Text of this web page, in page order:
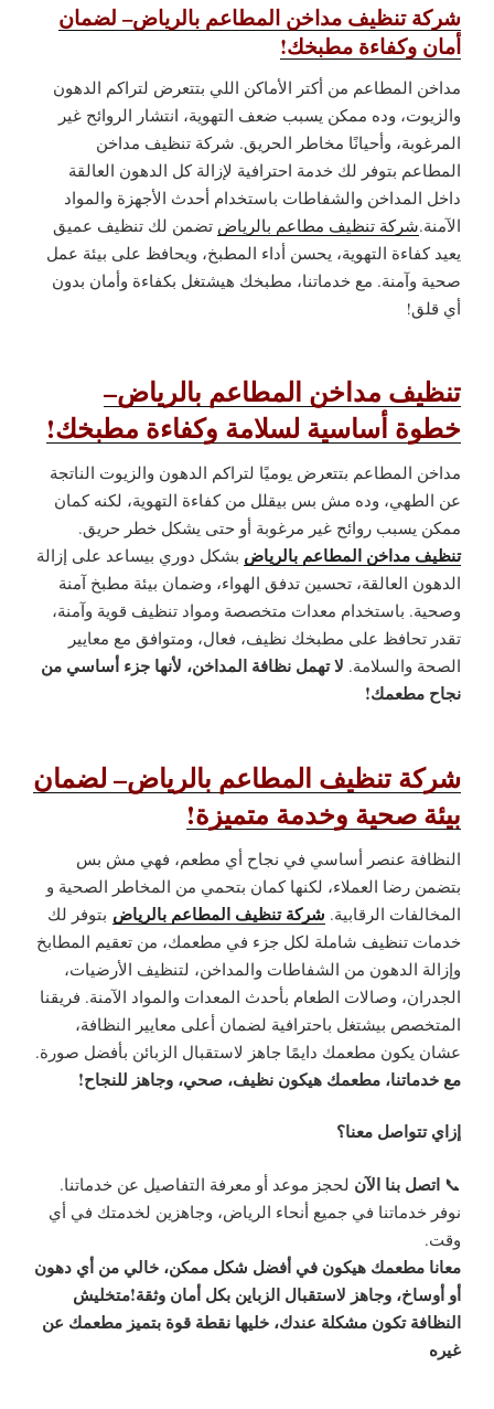
شركة تنظيف مداخن المطاعم بالرياض– لضمان
أمان وكفاءة مطبخك!
مداخن المطاعم من أكتر الأماكن اللي بتتعرض لتراكم الدهون
والزيوت، وده ممكن يسبب ضعف التهوية، انتشار الروائح غير
المرغوبة، وأحيانًا مخاطر الحريق. شركة تنظيف مداخن
المطاعم بتوفر لك خدمة احترافية لإزالة كل الدهون العالقة
داخل المداخن والشفاطات باستخدام أحدث الأجهزة والمواد
الآمنة.شركة تنظيف مطاعم بالرياض تضمن لك تنظيف عميق
يعيد كفاءة التهوية، يحسن أداء المطبخ، ويحافظ على بيئة عمل
صحية وآمنة. مع خدماتنا، مطبخك هيشتغل بكفاءة وأمان بدون
أي قلق!
تنظيف مداخن المطاعم بالرياض–
خطوة أساسية لسلامة وكفاءة مطبخك!
مداخن المطاعم بتتعرض يوميًا لتراكم الدهون والزيوت الناتجة
عن الطهي، وده مش بس بيقلل من كفاءة التهوية، لكنه كمان
ممكن يسبب روائح غير مرغوبة أو حتى يشكل خطر حريق.
تنظيف مداخن المطاعم بالرياض بشكل دوري بيساعد على إزالة
الدهون العالقة، تحسين تدفق الهواء، وضمان بيئة مطبخ آمنة
وصحية. باستخدام معدات متخصصة ومواد تنظيف قوية وآمنة،
تقدر تحافظ على مطبخك نظيف، فعال، ومتوافق مع معايير
الصحة والسلامة. لا تهمل نظافة المداخن، لأنها جزء أساسي من
نجاح مطعمك!
شركة تنظيف المطاعم بالرياض– لضمان
بيئة صحية وخدمة متميزة!
النظافة عنصر أساسي في نجاح أي مطعم، فهي مش بس
بتضمن رضا العملاء، لكنها كمان بتحمي من المخاطر الصحية و
المخالفات الرقابية. شركة تنظيف المطاعم بالرياض بتوفر لك
خدمات تنظيف شاملة لكل جزء في مطعمك، من تعقيم المطابخ
وإزالة الدهون من الشفاطات والمداخن، لتنظيف الأرضيات،
الجدران، وصالات الطعام بأحدث المعدات والمواد الآمنة. فريقنا
المتخصص بيشتغل باحترافية لضمان أعلى معايير النظافة،
عشان يكون مطعمك دايمًا جاهز لاستقبال الزبائن بأفضل صورة.
مع خدماتنا، مطعمك هيكون نظيف، صحي، وجاهز للنجاح!
إزاي تتواصل معنا؟
📞 اتصل بنا الآن لحجز موعد أو معرفة التفاصيل عن خدماتنا.
نوفر خدماتنا في جميع أنحاء الرياض، وجاهزين لخدمتك في أي
وقت.
معانا مطعمك هيكون في أفضل شكل ممكن، خالي من أي دهون
أو أوساخ، وجاهز لاستقبال الزباين بكل أمان وثقة!متخليش
النظافة تكون مشكلة عندك، خليها نقطة قوة بتميز مطعمك عن
غيره